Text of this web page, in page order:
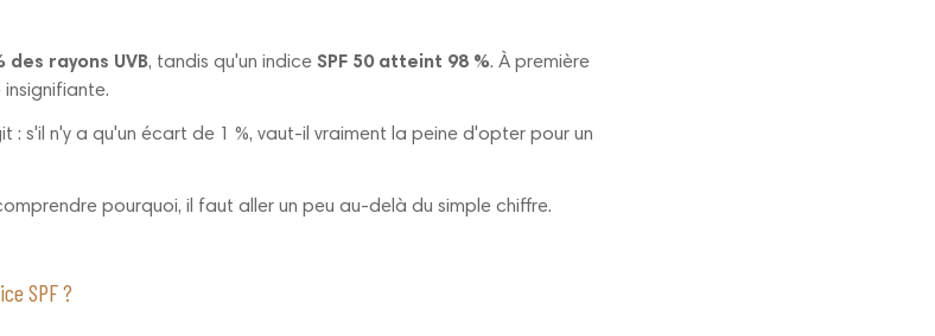
des rayons UVB, tandis qu'un indice SPF 50 atteint 98 %. À première
insignifiante.
: s'il n'y a qu'un écart de 1 %, vaut-il vraiment la peine d'opter pour un
pourquoi, il faut aller un peu au-delà du simple chiffre.
SPF ?